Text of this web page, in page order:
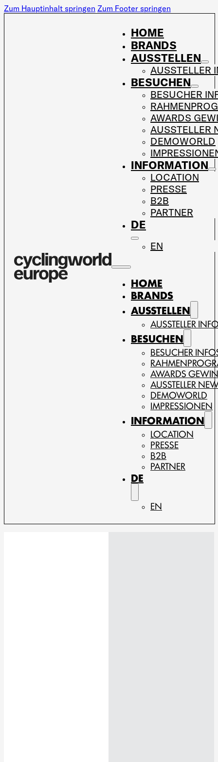
Zum Hauptinhalt springen Zum Footer springen
HOME
BRANDS
AUSSTELLEN
AUSSTELLER
BESUCHEN
BESUCHER
AWARDS
AUSSTELLER
DEMOWORLD
INFORMATION
LOCATION
PRESSE
B2B
PARTNER
DE
EN
HOME
BRANDS
AUSSTELLEN
AUSSTELLER
BESUCHEN
BESUCHER
AWARDS
AUSSTELLER
DEMOWORLD
IMPRESSIONEN
INFORMATION
LOCATION
PRESSE
B2B
PARTNER
DE
EN